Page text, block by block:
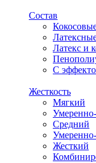
Состав
Латекс и
С
Жесткость
Мягкий
Средний
Жесткий